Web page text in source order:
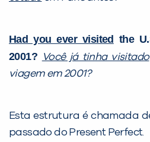
Had you ever visited the
2001?
Você já tinha visitado
viagem em 2001?
Esta estrutura é chamada
passado do Present Perfect.